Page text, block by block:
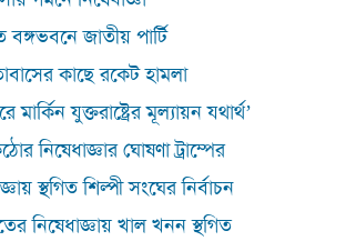
জাতীয় পার্টি
কাছে রকেট হামলা
মার্কিন যুক্তরাষ্ট্রের মূল্যায়ন যথার্থ’
নিষেধাজ্ঞার ঘোষণা ট্রাম্পের
স্থগিত শিল্পী সংঘের নির্বাচন
নিষেধাজ্ঞায় খাল খনন স্থগিত